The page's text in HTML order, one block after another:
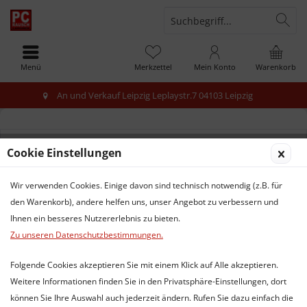
An und Verkauf Leipzig Leplaystr.7 04103 Leipzig
Warenkorb
Merkzettel Mein Konto
Menü
Service Hotline
Shop Service
Informationen
Cookie Einstellungen
Wir verwenden Cookies. Einige davon sind technisch notwendig (z.B. für
den Warenkorb), andere helfen uns, unser Angebot zu verbessern und
Ihnen ein besseres Nutzererlebnis zu bieten.
Zu unseren Datenschutzbestimmungen.
Folgende Cookies akzeptieren Sie mit einem Klick auf Alle akzeptieren.
Weitere Informationen finden Sie in den Privatsphäre-Einstellungen, dort
können Sie Ihre Auswahl auch jederzeit ändern. Rufen Sie dazu einfach die